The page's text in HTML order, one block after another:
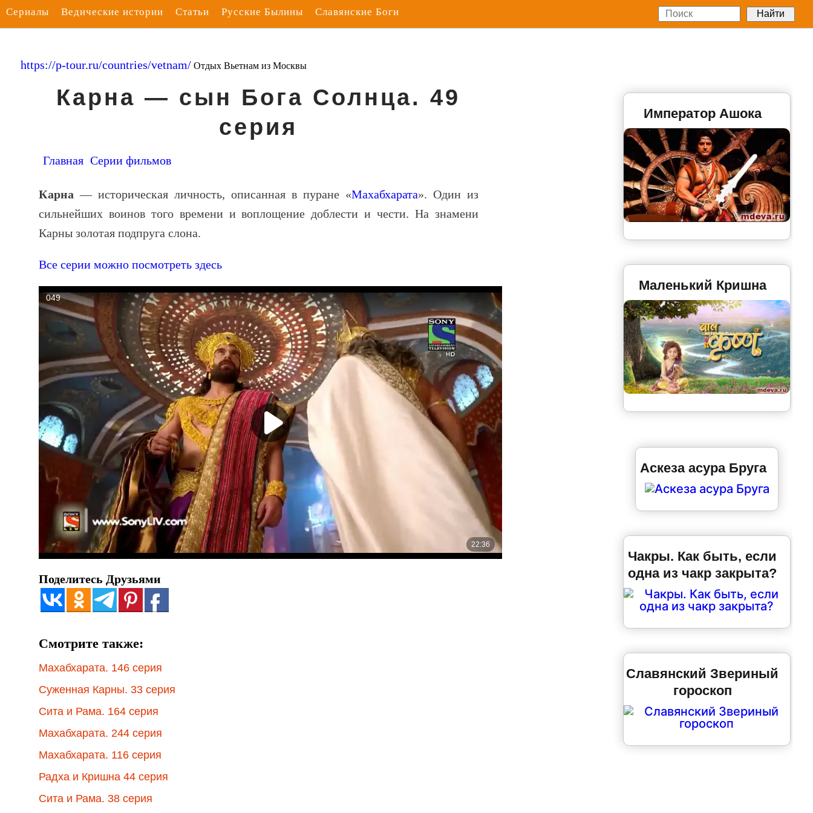
Сериалы Ведические истории Статьи Русские Былины Славянские Боги
https://p-tour.ru/countries/vetnam/ Отдых Вьетнам из Москвы
Карна — сын Бога Солнца. 49
серия
Главная Серии фильмов
Карна — историческая личность, описанная в пуране «Махабхарата». Один из
сильнейших воинов того времени и воплощение доблести и чести. На знамени
Карны золотая подпруга слона.
Все серии можно посмотреть здесь
Поделитесь Друзьями
Смотрите также:
Махабхарата. 146 серия
Суженная Карны. 33 серия
Сита и Рама. 164 серия
Махабхарата. 244 серия
Махабхарата. 116 серия
Радха и Кришна 44 серия
Сита и Рама. 38 серия
Император Ашока
Маленький Кришна
Аскеза асура Бруга
Чакры. Как быть, если
одна из чакр закрыта?
Славянский Звериный
гороскоп